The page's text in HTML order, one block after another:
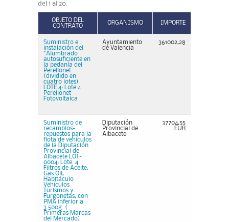
del 1 al 20.
OBJETO DEL
CONTRATO
ORGANISMO IMPORTE
Suministro e
instalación del
“Alumbrado
autosuficiente en
la pedanía del
Perellonet
(dividido en
cuatro lotes)
LOTE 4: Lote 4
Perellonet
Fotovoltaica
Ayuntamiento
de Valencia
361002,28
Suministro de
recambios-
repuestos para la
flota de vehículos
de la Diputación
Provincial de
Albacete LOT-
0004: Lote. 4
Filtros de Aceite,
Gas Oil,
Habitáculo
Vehículos
Turismos y
Furgonetas, con
PMA inferior a
3.500g. (
Primeras Marcas
del Mercado)
Diputación
Provincial de
Albacete
37704,55
EUR